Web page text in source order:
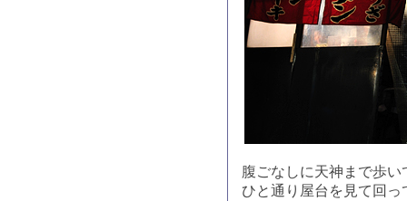
腹ごなしに天神まで歩
ひと通り屋台を見て回